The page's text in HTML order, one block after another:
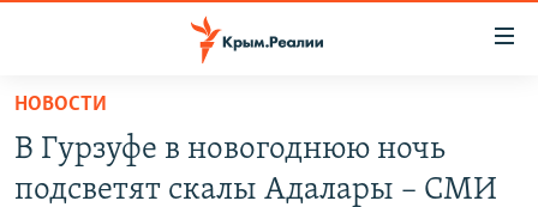
Вернуться
основному
содержанию
СПЕЦПРОЕКТЫ
НОВОСТИ
В Гурзуфе в новогоднюю ночь
подсветят скалы Адалары – СМИ